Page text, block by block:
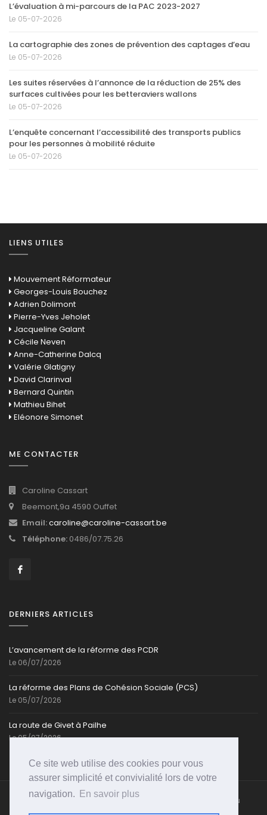
Ce site web utilise des cookies pour vous
assurer simplicité et convivialité lors de votre
navigation.
En savoir plus
L’évaluation à mi-parcours de la PAC 2023-2027
Le 05-07-2026
La cartographie des zones de prévention des captages d’eau
Le 05-07-2026
Les suites réservées à l’annonce de la réduction de 25% des
surfaces cultivées pour les betteraviers wallons
Le 05-07-2026
L’enquête concernant l’accessibilité des transports publics
pour les personnes à mobilité réduite
Le 05-07-2026
LIENS UTILES
Mouvement Réformateur
Georges-Louis Bouchez
Adrien Dolimont
Pierre-Yves Jeholet
Jacqueline Galant
Cécile Neven
Anne-Catherine Dalcq
Valérie Glatigny
David Clarinval
Bernard Quintin
Mathieu Bihet
Eléonore Simonet
ME CONTACTER
Caroline Cassart
Beemont,9a 4590 Ouffet
Email:caroline@caroline-cassart.be
Téléphone: 0486/07.75.26
DERNIERS ARTICLES
L’avancement de la réforme des PCDR
Le 06/07/2026
La réforme des Plans de Cohésion Sociale (PCS)
Le 05/07/2026
La route de Givet à Pailhe
Le 05/07/2026
Caroline-Cassart.be @ Toute reproduction partielle ou